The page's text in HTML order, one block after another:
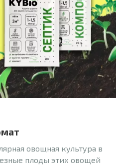
овощная культура в
плоды этих овощей